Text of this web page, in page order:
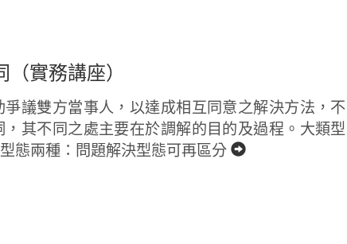
實務講座）
爭議雙方當事人，以達成相互同意之解決方法，不
其不同之處主要在於調解的目的及過程。大類型
態兩種：問題解決型態可再區分